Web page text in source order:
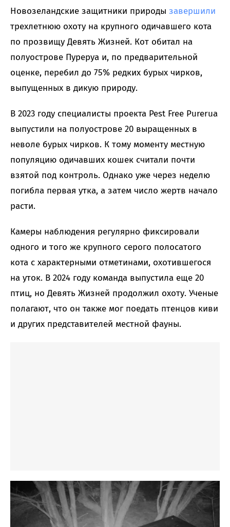
Новозеландские защитники природы завершили
трехлетнюю охоту на крупного одичавшего кота
по прозвищу Девять Жизней. Кот обитал на
полуострове Пуреруа и, по предварительной
оценке, перебил до 75% редких бурых чирков,
выпущенных в дикую природу.
В 2023 году специалисты проекта Pest Free Purerua
выпустили на полуострове 20 выращенных в
неволе бурых чирков. К тому моменту местную
популяцию одичавших кошек считали почти
взятой под контроль. Однако уже через неделю
погибла первая утка, а затем число жертв начало
расти.
Камеры наблюдения регулярно фиксировали
одного и того же крупного серого полосатого
кота с характерными отметинами, охотившегося
на уток. В 2024 году команда выпустила еще 20
птиц, но Девять Жизней продолжил охоту. Ученые
полагают, что он также мог поедать птенцов киви
и других представителей местной фауны.